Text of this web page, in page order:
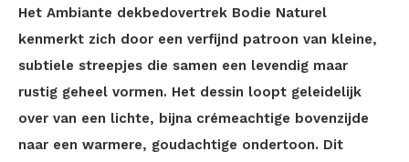
Het Ambiante dekbedovertrek Bodie Naturel
kenmerkt zich door een verfijnd patroon van kleine,
subtiele streepjes die samen een levendig maar
rustig geheel vormen. Het dessin loopt geleidelijk
over van een lichte, bijna crémeachtige bovenzijde
naar een warmere, goudachtige ondertoon. Dit